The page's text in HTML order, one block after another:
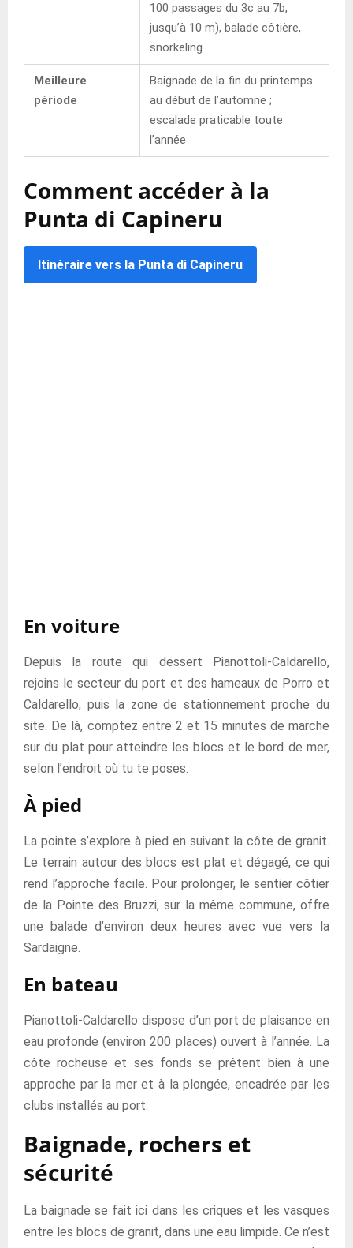
100 passages du 3c au 7b,
jusqu’à 10 m), balade côtière,
snorkeling
Meilleure
période
Baignade de la fin du printemps
au début de l’automne ;
escalade praticable toute
l’année
Comment accéder à la
Punta di Capineru
Itinéraire vers la Punta di Capineru
En voiture
Depuis la route qui dessert Pianottoli-Caldarello,
rejoins le secteur du port et des hameaux de Porro et
Caldarello, puis la zone de stationnement proche du
site. De là, comptez entre 2 et 15 minutes de marche
sur du plat pour atteindre les blocs et le bord de mer,
selon l’endroit où tu te poses.
À pied
La pointe s’explore à pied en suivant la côte de granit.
Le terrain autour des blocs est plat et dégagé, ce qui
rend l’approche facile. Pour prolonger, le sentier côtier
de la Pointe des Bruzzi, sur la même commune, offre
une balade d’environ deux heures avec vue vers la
Sardaigne.
En bateau
Pianottoli-Caldarello dispose d’un port de plaisance en
eau profonde (environ 200 places) ouvert à l’année. La
côte rocheuse et ses fonds se prêtent bien à une
approche par la mer et à la plongée, encadrée par les
clubs installés au port.
Baignade, rochers et
sécurité
La baignade se fait ici dans les criques et les vasques
entre les blocs de granit, dans une eau limpide. Ce n’est